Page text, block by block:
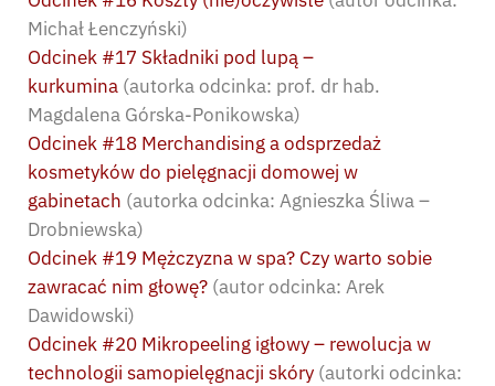
Michał Łenczyński)
Odcinek #17 Składniki pod lupą –
kurkumina (autorka odcinka: prof. dr hab.
Magdalena Górska-Ponikowska)
Odcinek #18 Merchandising a odsprzedaż
kosmetyków do pielęgnacji domowej w
gabinetach (autorka odcinka: Agnieszka Śliwa –
Drobniewska)
Odcinek #19 Mężczyzna w spa? Czy warto sobie
zawracać nim głowę? (autor odcinka: Arek
Dawidowski)
Odcinek #20 Mikropeeling igłowy – rewolucja w
technologii samopielęgnacji skóry (autorki odcinka: